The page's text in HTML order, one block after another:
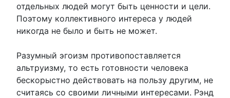
отдельных людей могут быть ценности и цели.
Поэтому коллективного интереса у людей
никогда не было и быть не может.
Разумный эгоизм противопоставляется
альтруизму, то есть готовности человека
бескорыстно действовать на пользу другим, не
считаясь со своими личными интересами. Рэнд